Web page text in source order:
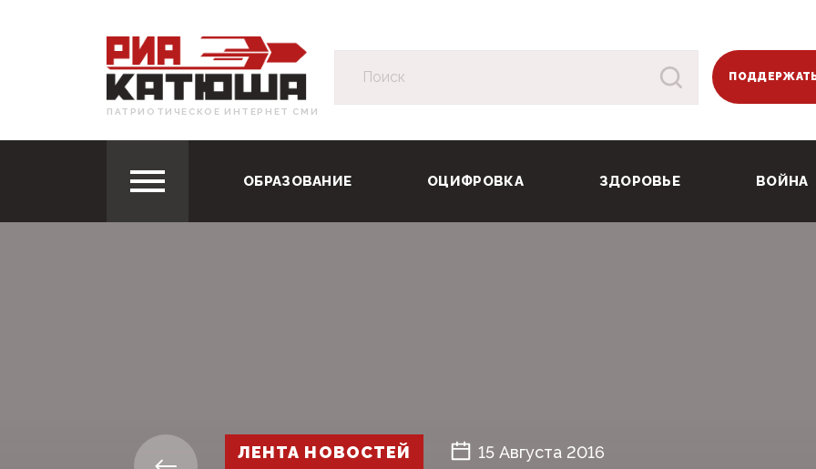
ПАТРИОТИЧЕСКОЕ ИНТЕРНЕТ СМИ
ОБРАЗОВАНИЕ ОЦИФРОВКА ЗДОРОВЬЕ ВОЙНА
ЛЕНТА НОВОСТЕЙ 15 Августа 2016